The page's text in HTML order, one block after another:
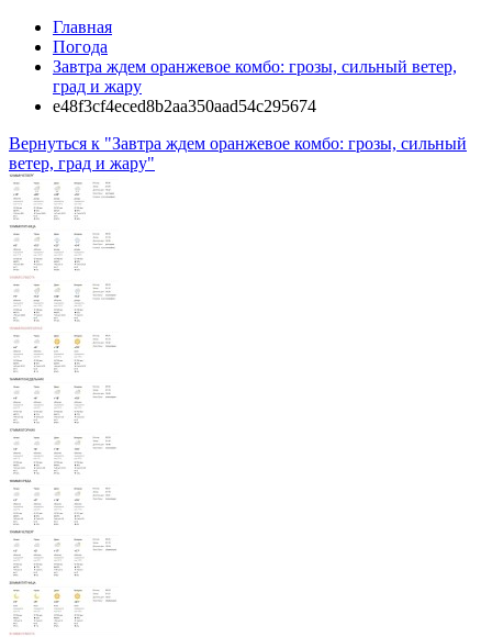
Главная
Погода
Завтра ждем оранжевое комбо: грозы, сильный ветер,
град и жару
e48f3cf4eced8b2aa350aad54c295674
Вернуться к "Завтра ждем оранжевое комбо: грозы, сильный
ветер, град и жару"